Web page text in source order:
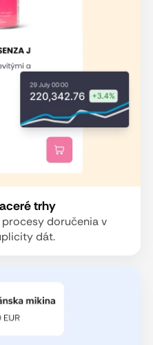
trhy
procesy doručenia v
dát.